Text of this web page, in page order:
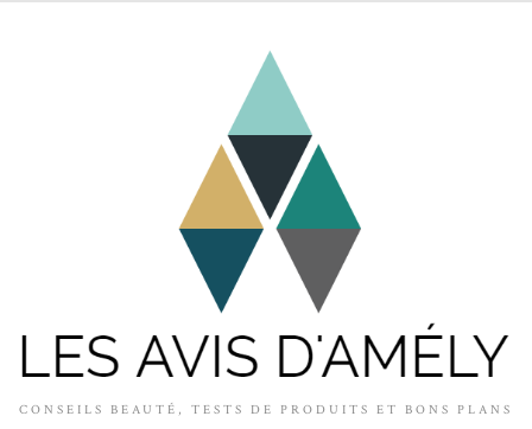
CONSEILS BEAUTÉ, TESTS DE PRODUITS ET BONS PLANS